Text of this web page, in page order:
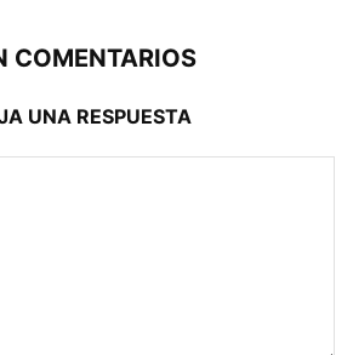
COMENTARIOS
UNA RESPUESTA